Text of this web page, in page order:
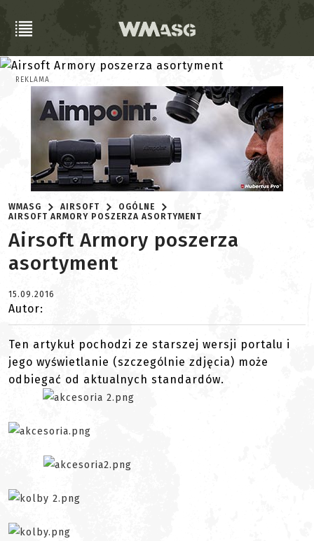
REKLAMA
WMASG AIRSOFT
OGÓLNE
AIRSOFT ARMORY POSZERZA ASORTYMENT
Airsoft Armory poszerza
asortyment
15.09.2016
Autor:
Ten artykuł pochodzi ze starszej wersji portalu i
jego wyświetlanie (szczególnie zdjęcia) może
odbiegać od aktualnych standardów.